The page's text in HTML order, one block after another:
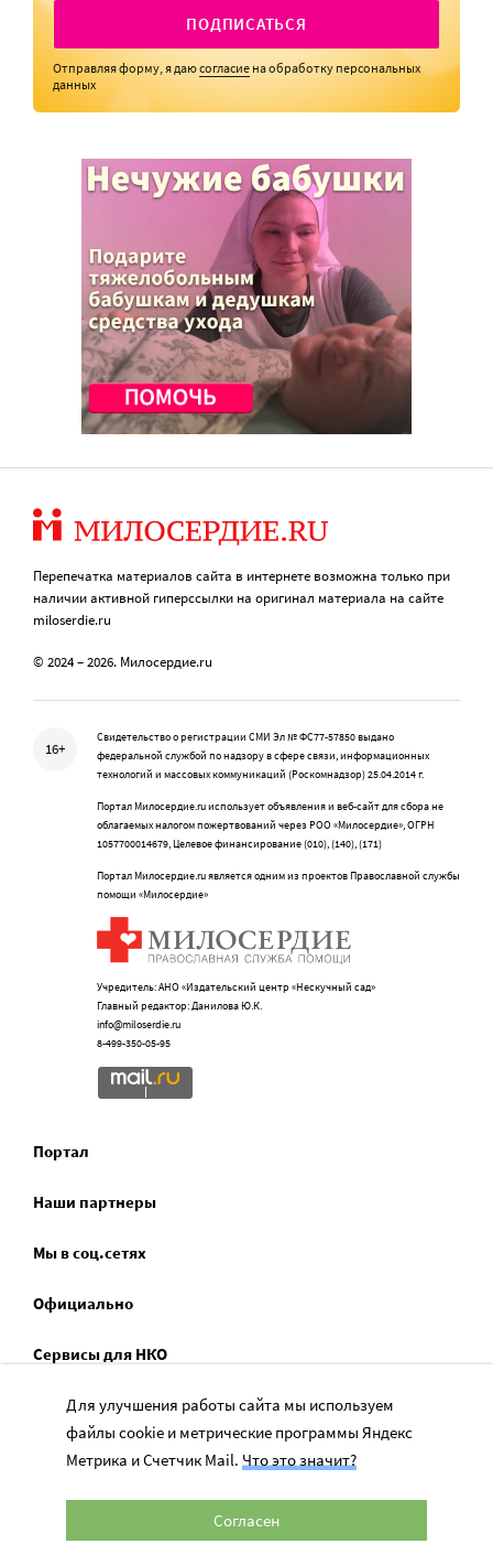
ПОДПИСАТЬСЯ
Отправляя форму, я даюсогласие на обработку персональных
данных
Перепечатка материалов сайта в интернете возможна только при
наличии активной гиперссылки на оригинал материала на сайте
miloserdie.ru
© 2024 – 2026. Милосердие.ru
16+
Свидетельство о регистрации СМИ Эл № ФС77-57850 выдано
федеральной службой по надзору в сфере связи, информационных
технологий и массовых коммуникаций (Роскомнадзор) 25.04.2014 г.
Портал Милосердие.ru использует объявления и веб-сайт для сбора не
облагаемых налогом пожертвований через РОО «Милосердие», ОГРН
1057700014679, Целевое финансирование (010), (140), (171)
Портал Милосердие.ru является одним из проектов Православной службы
помощи «Милосердие»
Учредитель: АНО «Издательский центр «Нескучный сад»
Главный редактор: Данилова Ю.К.
info@miloserdie.ru
8-499-350-05-95
Портал
Наши партнеры
Мы в соц.сетях
Официально
Сервисы для НКО
Спецпроекты
Социальное служение
Для улучшения работы сайта мы используем
файлы cookie и метрические программы Яндекс
Метрика и Счетчик Mail. Что это значит?
Согласен